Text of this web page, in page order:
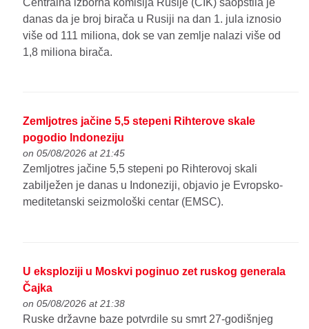
danas da je broj birača u Rusiji na dan 1. jula iznosio
više od 111 miliona, dok se van zemlje nalazi više od
1,8 miliona birača.
Zemljotres jačine 5,5 stepeni Rihterove skale
pogodio Indoneziju
on 05/08/2026 at 21:45
Zemljotres jačine 5,5 stepeni po Rihterovoj skali
zabilježen je danas u Indoneziji, objavio je Evropsko-
meditetanski seizmološki centar (EMSC).
U eksploziji u Moskvi poginuo zet ruskog generala
Čajka
on 05/08/2026 at 21:38
Ruske državne baze potvrdile su smrt 27-godišnjeg